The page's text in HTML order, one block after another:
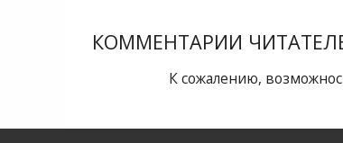
КОММЕНТАРИИ
К сожалению,